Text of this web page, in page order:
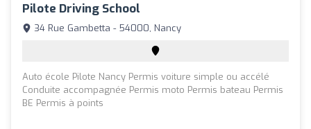
Pilote Driving School
34 Rue Gambetta - 54000, Nancy
Auto école Pilote Nancy Permis voiture simple ou accélé
Conduite accompagnée Permis moto Permis bateau Permis
BE Permis à points